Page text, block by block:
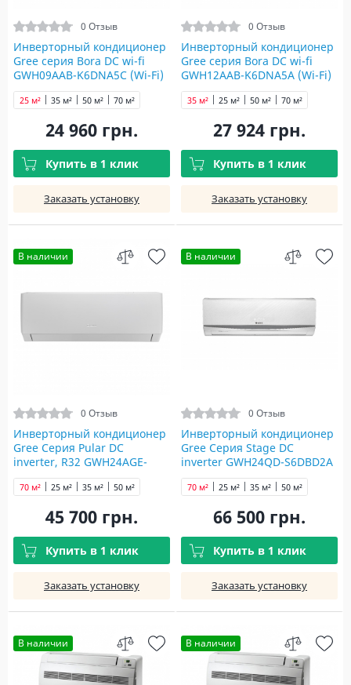
0 Отзыв
Инверторный кондиционер
Gree серия Bora DC wi-fi
GWH09AAB-K6DNA5С (Wi-Fi)
R32
25 м² 35 м² 50 м² 70 м²
24 960 грн.
Купить в 1 клик
Заказать установку
0 Отзыв
Инверторный кондиционер
Gree серия Bora DC wi-fi
GWH12AAB-K6DNA5A (Wi-Fi)
R32
25 м²
35 м² 50 м² 70 м²
27 924 грн.
Купить в 1 клик
Заказать установку
В наличии
0 Отзыв
Инверторный кондиционер
Gree Серия Pular DC
inverter, R32 GWH24AGE-
K6DNA1A
25 м² 35 м² 50 м²
70 м²
45 700 грн.
Купить в 1 клик
Заказать установку
В наличии
0 Отзыв
Инверторный кондиционер
Gree Серия Stage DC
inverter GWH24QD-S6DBD2A
25 м² 35 м² 50 м²
70 м²
66 500 грн.
Купить в 1 клик
Заказать установку
В наличии В наличии